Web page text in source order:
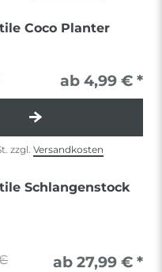
Coco Planter
ab 4,99 € *
zzgl. Versandkosten
Schlangenstock
ab 27,99 € *